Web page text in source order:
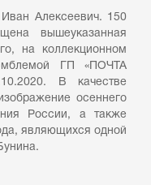
Алексеевич. 150
вышеуказанная
на коллекционном
ГП «ПОЧТА
В качестве
осеннего
России, а также
являющихся одной